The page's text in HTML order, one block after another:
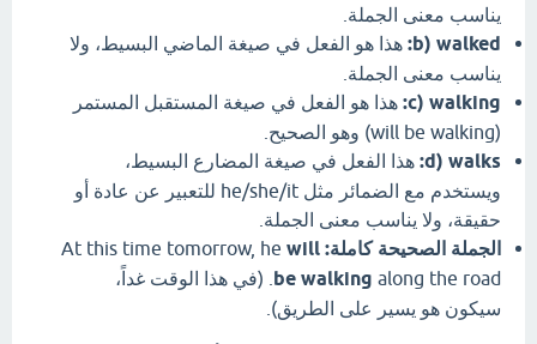
يناسب معنى الجملة.
b) walked: هذا هو الفعل في صيغة الماضي البسيط، ولا
يناسب معنى الجملة.
c) walking: هذا هو الفعل في صيغة المستقبل المستمر
(will be walking) وهو الصحيح.
d) walks: هذا الفعل في صيغة المضارع البسيط،
ويستخدم مع الضمائر مثل he/she/it للتعبير عن عادة أو
حقيقة، ولا يناسب معنى الجملة.
الجملة الصحيحة كاملة: will
be walking along the road. (في هذا الوقت غداً،
سيكون هو يسير على الطريق).